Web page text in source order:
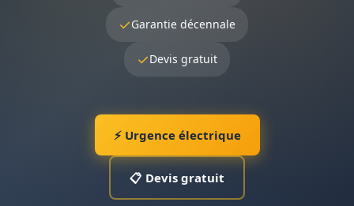
✓Garantie décennale
✓Devis gratuit
⚡ Urgence électrique
📋 Devis gratuit